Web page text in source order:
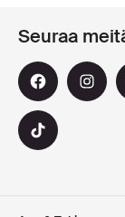
Seuraa